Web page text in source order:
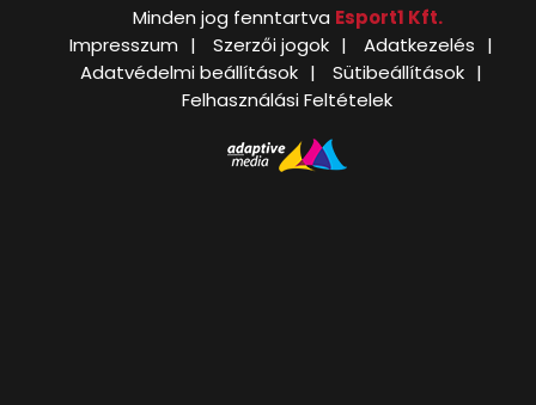
Minden jog fenntartva Esport1 Kft.
Impresszum
Szerzői jogok
Adatkezelés
Adatvédelmi beállítások
Sütibeállítások
Felhasználási Feltételek